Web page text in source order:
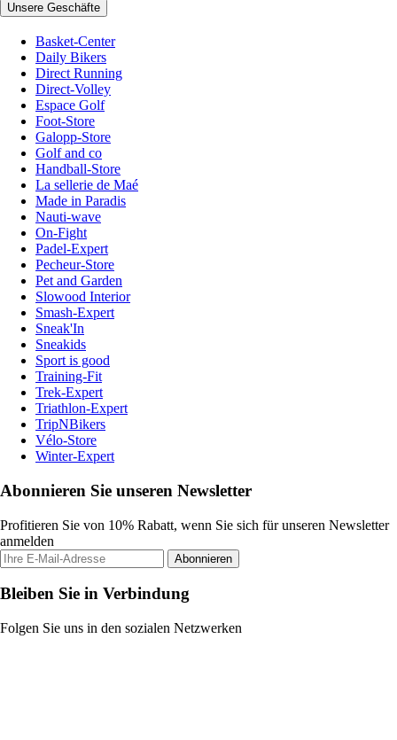
Unsere Geschäfte
Basket-Center
Daily Bikers
Direct Running
Direct-Volley
Espace Golf
Foot-Store
Galopp-Store
Golf and co
Handball-Store
La sellerie de Maé
Made in Paradis
Nauti-wave
On-Fight
Padel-Expert
Pecheur-Store
Pet and Garden
Slowood Interior
Smash-Expert
Sneak'In
Sneakids
Sport is good
Training-Fit
Trek-Expert
Triathlon-Expert
TripNBikers
Vélo-Store
Winter-Expert
Abonnieren Sie unseren Newsletter
Profitieren Sie von 10% Rabatt, wenn Sie sich für unseren Newsletter
anmelden
Abonnieren
Bleiben Sie in Verbindung
Folgen Sie uns in den sozialen Netzwerken